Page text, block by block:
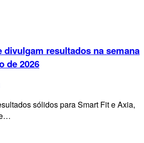
divulgam resultados na semana
de 2026
sólidos para Smart Fit e Axia,